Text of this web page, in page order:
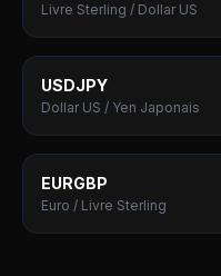
Livre Sterling / Dollar US
USDJPY
Dollar US / Yen Japonais
EURGBP
Euro / Livre Sterling